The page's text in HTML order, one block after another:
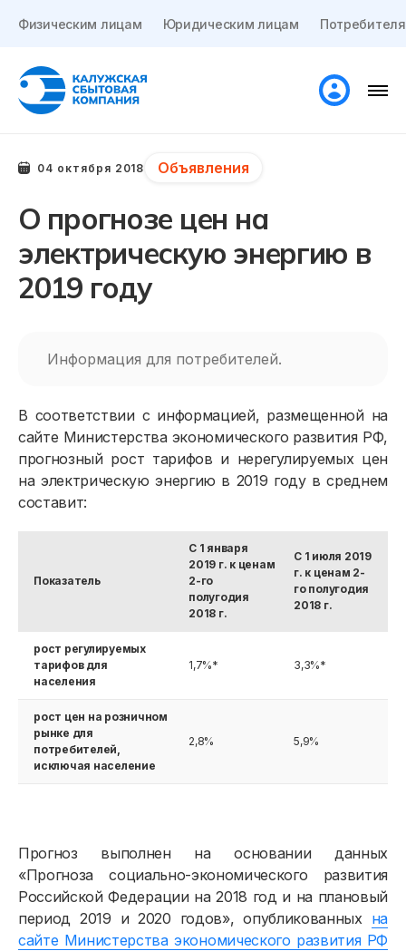
Физическим лицам Юридическим лицам
04 октября 2018 Объявления
О прогнозе цен на
электрическую энергию в
2019 году
Информация для потребителей.
В соответствии с информацией, размещенной на
сайте Министерства экономического развития РФ,
прогнозный рост тарифов и нерегулируемых цен
на электрическую энергию в 2019 году в среднем
составит:
Показатель
С 1 января
2019 г. к ценам
2-го
полугодия
2018 г.
С 1 июля 2019
г. к ценам 2-
го полугодия
2018 г.
рост регулируемых
тарифов для
населения
1,7%* 3,3%*
рост цен на розничном
рынке для
потребителей,
исключая население
2,8% 5,9%
Прогноз выполнен на основании данных
«Прогноза социально-экономического развития
Российской Федерации на 2018 год и на плановый
период 2019 и 2020 годов», опубликованных на
сайте Министерства экономического развития РФ
Договор энергоснабжения
Расчёты и оплата
Приборы учёта и показания